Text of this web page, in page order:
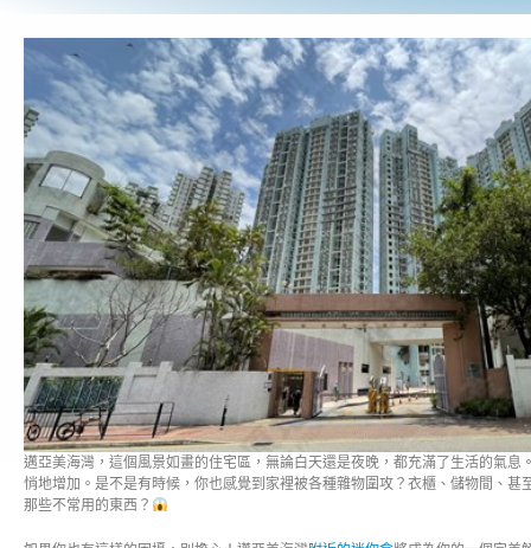
邁亞美海灣，這個風景如畫的住宅區，無論白天還是夜晚，都充滿了生活的氣息
悄地增加。是不是有時候，你也感覺到家裡被各種雜物圍攻？衣櫃、儲物間、甚
那些不常用的東西？